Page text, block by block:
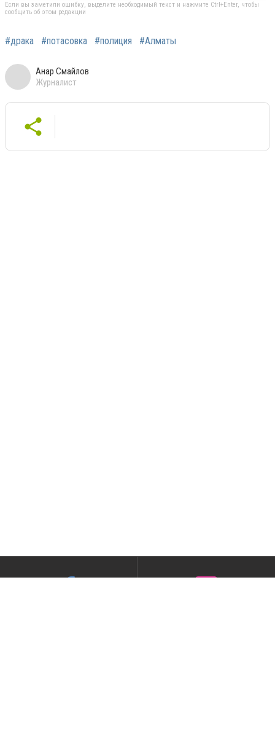
Если вы заметили ошибку, выделите необходимый текст и нажмите Ctrl+Enter, чтобы
сообщить об этом редакции
#драка #потасовка #полиция #Алматы
Анар Смайлов
Журналист